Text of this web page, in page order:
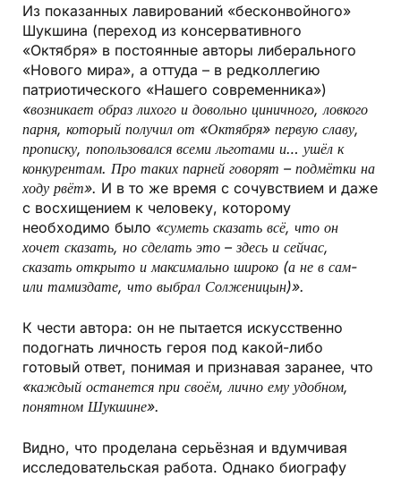
Из показанных лавирований «бесконвойного»
Шукшина (переход из консервативного
«Октября» в постоянные авторы либерального
«Нового мира», а оттуда – в редколлегию
патриотического «Нашего современника»)
«возникает образ лихого и довольно циничного, ловкого
парня, который получил от «Октября» первую славу,
прописку, попользовался всеми льготами и… ушёл к
конкурентам. Про таких парней говорят – подмётки на
ходу рвёт». И в то же время с сочувствием и даже
с восхищением к человеку, которому
необходимо было «суметь сказать всё, что он
хочет сказать, но сделать это – здесь и сейчас,
сказать открыто и максимально широко (а не в сам-
или там­издате, что выбрал Солженицын)».
К чести автора: он не пытается искусственно
подогнать личность героя под какой-либо
готовый ответ, понимая и признавая заранее, что
«каждый останется при своём, лично ему удобном,
понятном Шукшине».
Видно, что проделана серьёзная и вдумчивая
исследовательская работа. Однако биографу